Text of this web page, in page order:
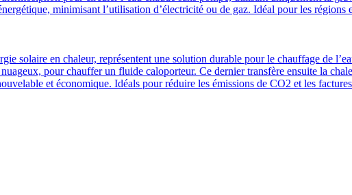
minimisant l’utilisation d’électricité ou de gaz. Idéal pour les
solaire en chaleur, représentent une solution durable pour le chauffage de
pour chauffer un fluide caloporteur. Ce dernier transfère ensuite la
et économique. Idéals pour réduire les émissions de CO2 et les